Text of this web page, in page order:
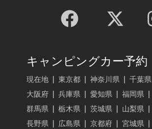
キャンピングカー予約
現在地 東京都 神奈川県 千葉県
大阪府
兵庫県 愛知県 福岡県
群馬県
栃木県 茨城県 山梨県
長野県
広島県 京都府 宮城県